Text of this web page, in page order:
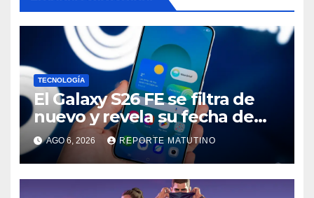
TECNOLOGÍA
El Galaxy S26 FE se filtra de
nuevo y revela su fecha de
lanzamiento
AGO 6, 2026 REPORTE MATUTINO